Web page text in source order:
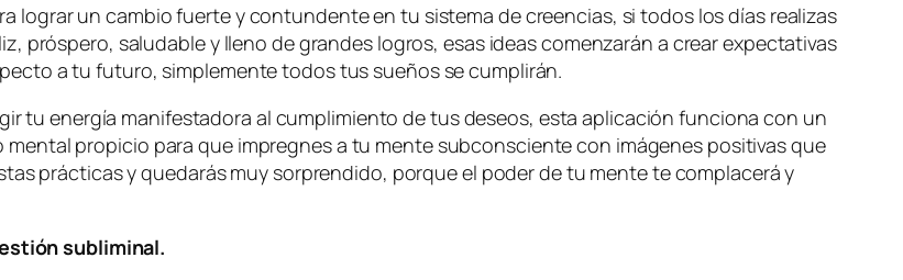
lograr un cambio fuerte y contundente en tu sistema de creencias, si todos los días realizas
próspero, saludable y lleno de grandes logros, esas ideas comenzarán a crear expectativas
a tu futuro, simplemente todos tus sueños se cumplirán.
tu energía manifestadora al cumplimiento de tus deseos, esta aplicación funciona con un
propicio para que impregnes a tu mente subconsciente con imágenes positivas que
prácticas y quedarás muy sorprendido, porque el poder de tu mente te complacerá y
subliminal.